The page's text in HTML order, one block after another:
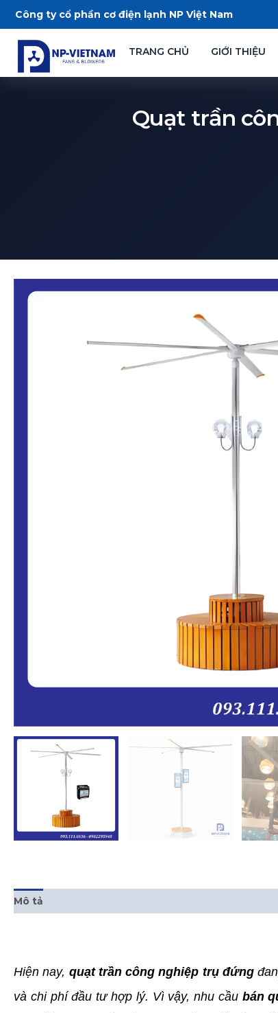
Công ty cổ phần cơ điện lạnh NP Việt Nam
TRANG CHỦ GIỚI THIỆU
Quạt trần
Mô tả
Hiện nay, quạt trần công nghiệp trụ đứng
và chi phí đầu tư hợp lý. Vì vậy, nhu cầu bán